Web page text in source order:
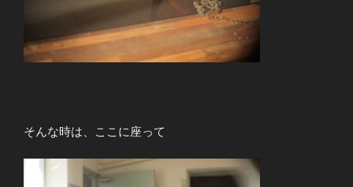
そんな時は、ここに座って